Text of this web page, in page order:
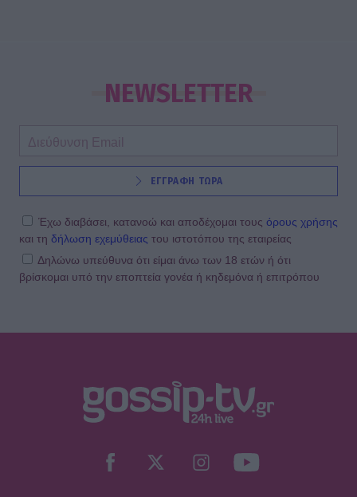
NEWSLETTER
ΕΓΓΡΑΦΗ ΤΩΡΑ
Έχω διαβάσει, κατανοώ και αποδέχομαι τους όρους χρήσης
και τη δήλωση εχεμύθειας του ιστοτόπου της εταιρείας
Δηλώνω υπεύθυνα ότι είμαι άνω των 18 ετών ή ότι
βρίσκομαι υπό την εποπτεία γονέα ή κηδεμόνα ή επιτρόπου